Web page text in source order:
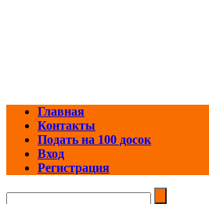
Главная
Контакты
Подать на 100 досок
Вход
Регистрация